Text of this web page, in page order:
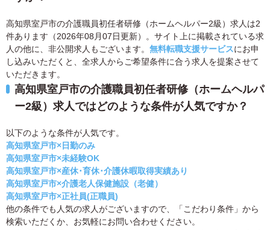
高知県室戸市の介護職員初任者研修（ホームヘルパー2級）求人は2
件あります（2026年08月07日更新）。サイト上に掲載されている求
人の他に、非公開求人もございます。 無料転職支援サービスにお申
し込みいただくと、全求人からご希望条件に合う求人を提案させて
いただきます。
高知県室戸市の介護職員初任者研修（ホームヘルパ
ー2級）求人ではどのような条件が人気ですか？
以下のような条件が人気です。
高知県室戸市×日勤のみ
高知県室戸市×未経験OK
高知県室戸市×産休･育休･介護休暇取得実績あり
高知県室戸市×介護老人保健施設（老健）
高知県室戸市×正社員(正職員)
他の条件でも人気の求人がございますので、「こだわり条件」から
検索いただくか、お気軽にお問い合わせください。